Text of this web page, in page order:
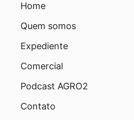
Home
Quem somos
Expediente
Comercial
Podcast AGRO2
Contato